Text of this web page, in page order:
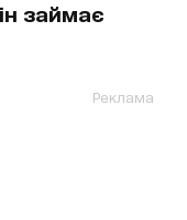
займає
Реклама